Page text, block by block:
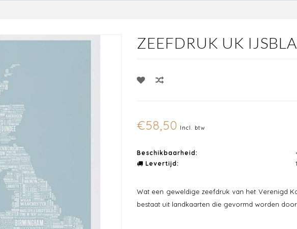
ZEEFDRUK UK
€58,50 Incl. btw
Beschikbaarheid:
Levertijd:
Wat een geweldige zeefdruk van het Verenigd
bestaat uit landkaarten die gevormd worden